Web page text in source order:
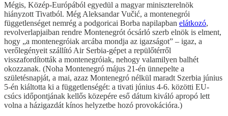
Mégis, Közép-Európából egyedül a magyar miniszterelnök
hiányzott Tivatból. Még Aleksandar Vučić, a montenegrói
függetlenséget nemrég a podgoricai Borba napilapban elátkozó,
revolverlapjaiban rendre Montenegrót ócsárló szerb elnök is elment,
hogy „a montenegróiak arcába mondja az igazságot” – igaz, a
verőlegényeit szállító Air Serbia-gépet a repülőtérről
visszafordították a montenegróiak, nehogy valamilyen balhét
okozzanak. (Noha Montenegró május 21-én ünnepelte a
születésnapját, a mai, azaz Montenegró nélkül maradt Szerbia június
5-én kiáltotta ki a függetlenségét: a tivati június 4-6. közötti EU-
csúcs időpontjának kellős közepére eső dátum kiváló apropó lett
volna a házigazdát kínos helyzetbe hozó provokációra.)